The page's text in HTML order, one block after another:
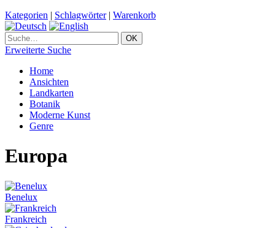
Kategorien | Schlagwörter| Warenkorb
Erweiterte Suche
Home
Ansichten
Landkarten
Botanik
Moderne Kunst
Genre
Europa
Benelux
Frankreich